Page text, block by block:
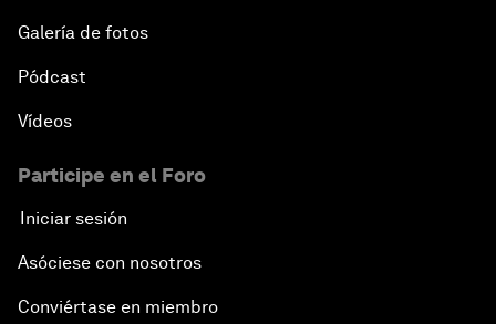
Galería de fotos
Pódcast
Vídeos
Participe en el Foro
Iniciar sesión
Asóciese con nosotros
Conviértase en miembro